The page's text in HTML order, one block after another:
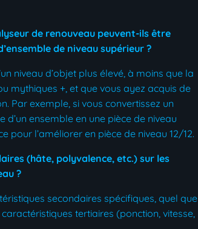
de renouveau peuvent-ils être
de niveau supérieur ?
niveau d’objet plus élevé, à moins que la
mythiques +, et que vous ayez acquis de
Par exemple, si vous convertissez un
ensemble en une pièce de niveau
pour l’améliorer en pièce de niveau 12/12.
(hâte, polyvalence, etc.) sur les
?
secondaires spécifiques, quel que
tertiaires (ponction, vitesse,